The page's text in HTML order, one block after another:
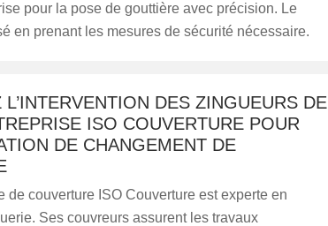
pour la pose de gouttière avec précision. Le
en prenant les mesures de sécurité nécessaire.
L’INTERVENTION DES ZINGUEURS DE
ISO COUVERTURE POUR
DE CHANGEMENT DE
de couverture ISO Couverture est experte en
Ses couvreurs assurent les travaux